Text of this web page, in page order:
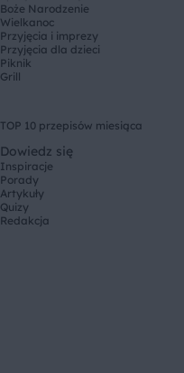
Boże Narodzenie
Wielkanoc
Przyjęcia i imprezy
Przyjęcia dla dzieci
Piknik
Grill
TOP 10 przepisów miesiąca
Dowiedz się
Inspiracje
Porady
Artykuły
Quizy
Redakcja